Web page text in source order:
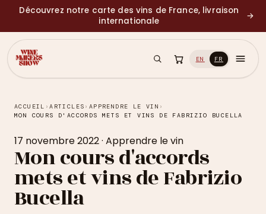
Découvrez notre carte des vins de France, livraison
internationale
→
EN FR
ACCUEIL ›ARTICLES › APPRENDRE LE VIN ›
MON COURS D'ACCORDS METS ET VINS DE FABRIZIO BUCELLA
17 novembre 2022· Apprendre le vin
Mon cours d'accords
mets et vins de Fabrizio
Bucella